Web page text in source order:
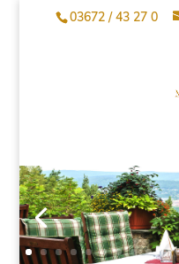
03672 / 43 27 0